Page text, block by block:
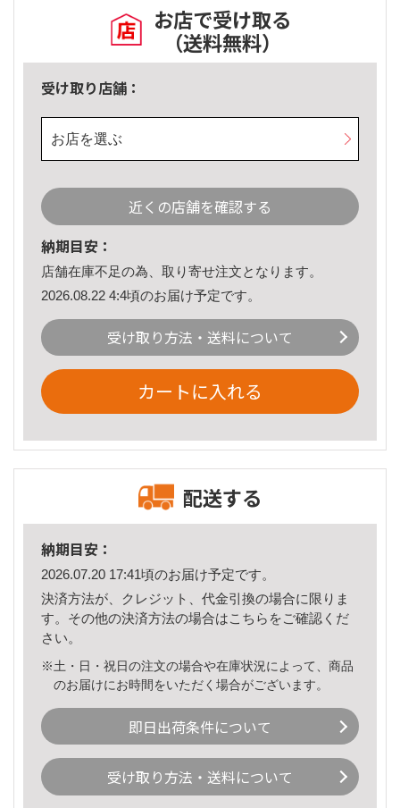
お店で受け取る
（送料無料）
受け取り店舗：
お店を選ぶ
近くの店舗を確認する
納期目安：
店舗在庫不足の為、取り寄せ注文となります。
2026.08.22 4:4頃のお届け予定です。
受け取り方法・送料について
カートに入れる
配送する
納期目安：
2026.07.20 17:41頃のお届け予定です。
決済方法が、クレジット、代金引換の場合に限りま
す。その他の決済方法の場合はこちら をご確認くだ
さい。
※土・日・祝日の注文の場合や在庫状況によって、商品
のお届けにお時間をいただく場合がございます。
即日出荷条件について
受け取り方法・送料について